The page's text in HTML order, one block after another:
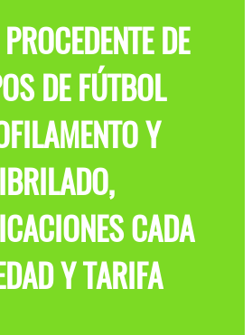
DE
DE FÚTBOL
Y
CADA
Y TARIFA